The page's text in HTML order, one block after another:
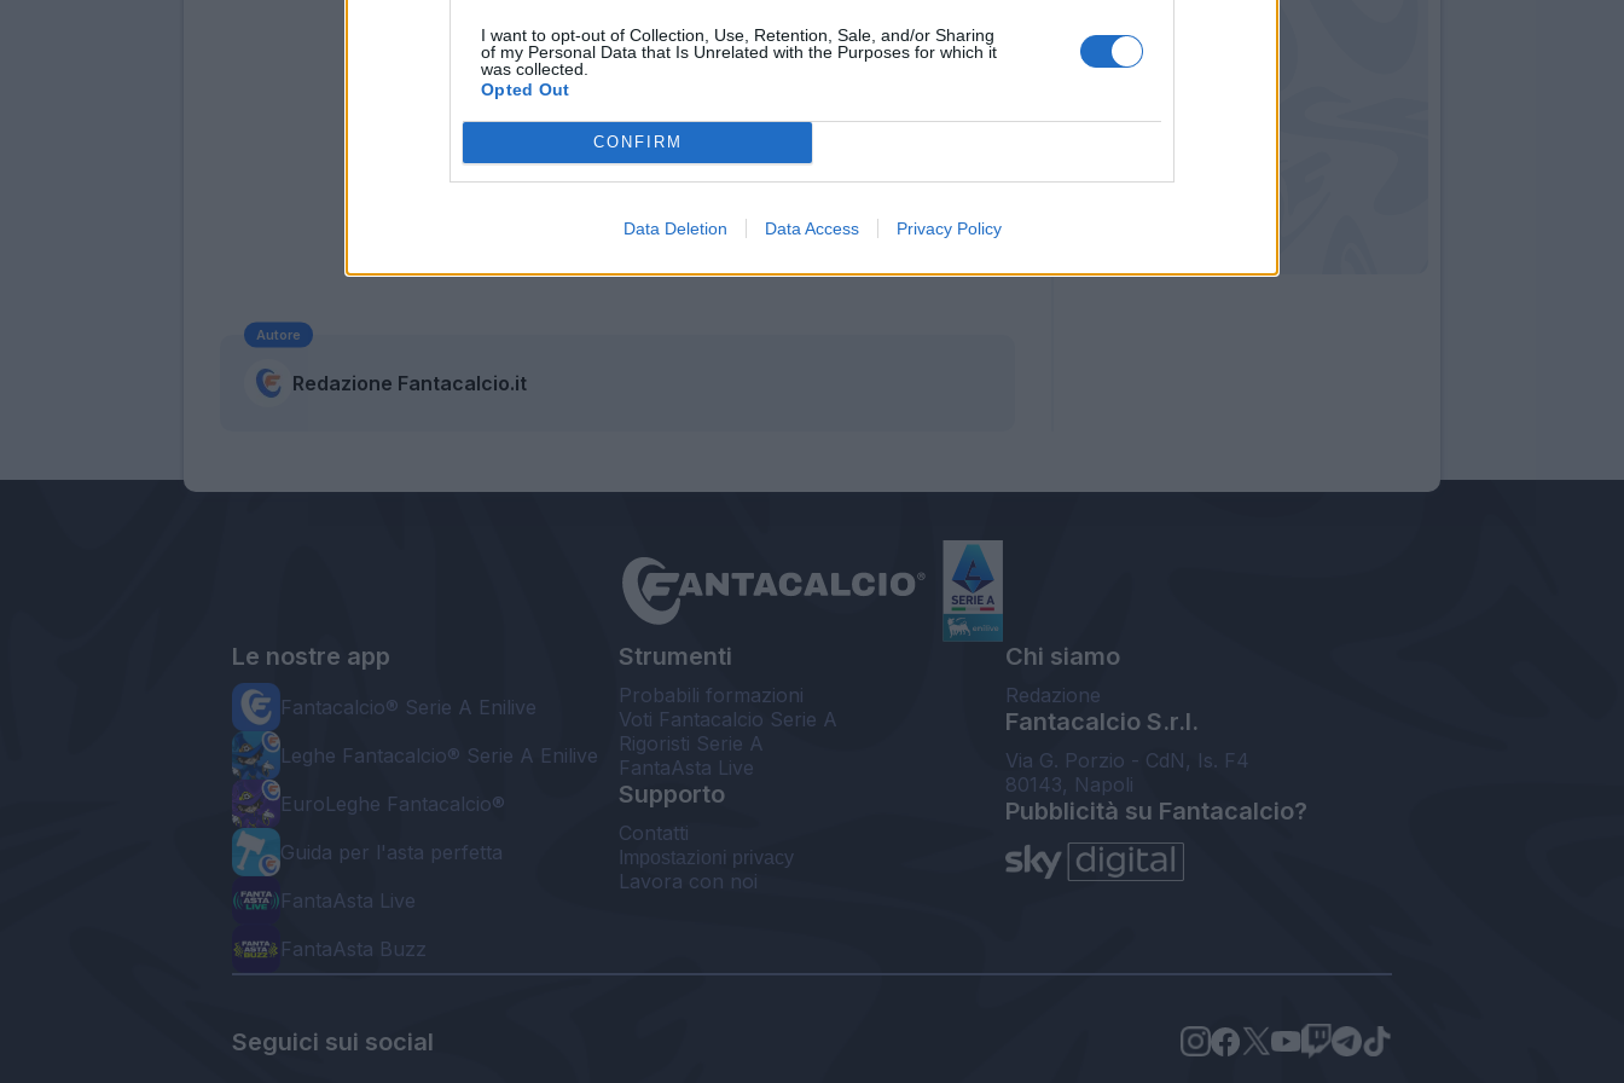
I want to opt-out of Collection, Use, Retention, Sale, and/or Sharing
of my Personal Data that Is Unrelated with the Purposes for which it
was collected.
Opted Out
CONFIRM
Data Deletion Data Access Privacy Policy
Autore
Redazione Fantacalcio.it
Le nostre app
Fantacalcio® Serie A Enilive
Leghe Fantacalcio® Serie A Enilive
EuroLeghe Fantacalcio®
Guida per l'asta perfetta
FantaAsta Live
FantaAsta Buzz
Strumenti
Probabili formazioni
Voti Fantacalcio Serie A
Rigoristi Serie A
FantaAsta Live
Supporto
Contatti
Impostazioni privacy
Lavora con noi
Chi siamo
Redazione
Fantacalcio S.r.l.
Via G. Porzio - CdN, Is. F4
80143, Napoli
Pubblicità su Fantacalcio?
Seguici sui social